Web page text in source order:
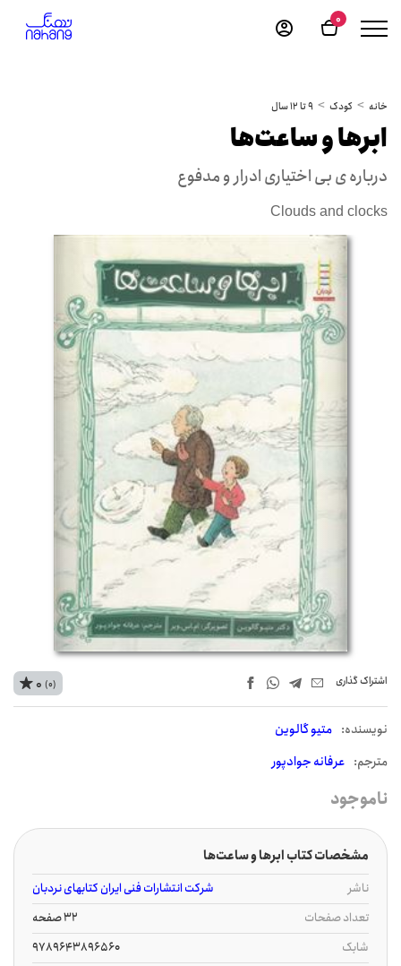
0
خانه کودک 9 تا 12 سال
ابرها و ساعت‌ها
درباره ی بی اختیاری ادرار و مدفوع
Clouds and clocks
اشتراک‌ گذاری
نويسنده: متیو گالوین
مترجم: عرفانه جوادپور
0 (0)
ناموجود
مشخصات کتاب ابرها و ساعت‌ها
ناشر
شرکت انتشارات فنی ایران کتابهای نردبان
تعداد صفحات
32 صفحه
شابک
9789643896560